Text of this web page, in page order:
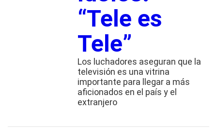
“Tele es
Tele”
Los luchadores aseguran que la
televisión es una vitrina
importante para llegar a más
aficionados en el país y el
extranjero